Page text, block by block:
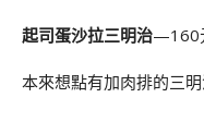
起司蛋沙拉三明治—160
本來想點有加肉排的三